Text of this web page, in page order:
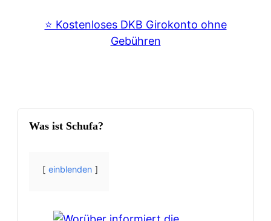
⭐️ Kostenloses DKB Girokonto ohne
Gebühren
Was ist Schufa?
einblenden